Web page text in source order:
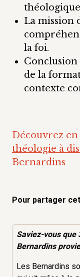
La mission
la foi.
de la
contexte
Découvrez en
théologie à
Bernardins
Pour partager
Saviez-vous que
Bernardins
Les Bernardins